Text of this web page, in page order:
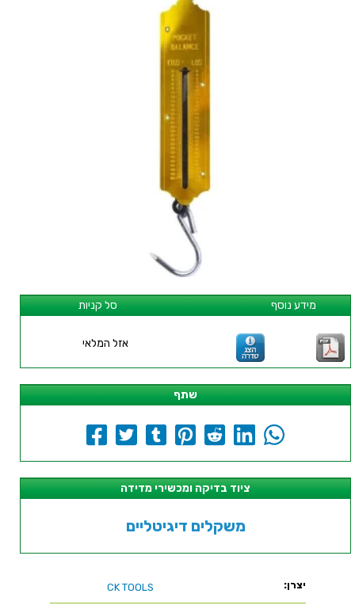
סל קניות מידע נוסף
אזל המלאי
שתף
ציוד בדיקה ומכשירי מדידה
משקלים דיגיטליים
יצרן: CK TOOLS